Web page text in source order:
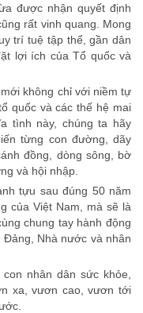
được nhận quyết định
rất vinh quang. Mong
trí tuệ tập thể, gần dân
lợi ích của Tổ quốc và
không chỉ với niềm tự
quốc và các thế hệ mai
tình này, chúng ta hãy
từng con đường, dãy
đồng, dòng sông, bờ
và hội nhập.
tựu sau đúng 50 năm
của Việt Nam, mà sẽ là
chung tay hành động
Nhà nước và nhân
nhân dân sức khỏe,
xa, vươn cao, vươn tới